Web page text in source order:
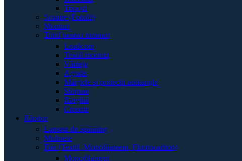
Tripozi
Scaune (Fotolii)
Monturi
Totul pentru monturi
Leadcore
Textil monturi
Vârteje
Agrafe
Mărgele și protecții antitangle
Stopore
Burghii
Crosete
Răpitor
Lansete de spinning
Mulinete
Fire (Textil, Monofilament, Fluorocarbon)
Monofilament